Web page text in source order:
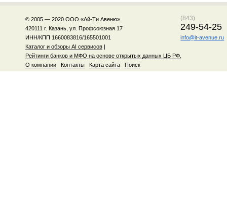
© 2005 — 2020 ООО «Ай-Ти Авеню»
420111 г. Казань, ул. Профсоюзная 17
ИНН/КПП 1660083816/165501001
Каталог и обзоры AI сервисов|
Рейтинги банков и МФО на основе открытых данных ЦБ РФ.
О компании
Контакты Карта сайта Поиск
(843)
249-54-25
info@it-avenue.ru